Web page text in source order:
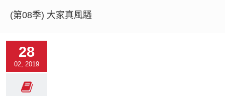
(第08季) 大家真風騷
28
02, 2019